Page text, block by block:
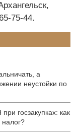
75-44.
а
неустойки по
госзакупках: как
налог?